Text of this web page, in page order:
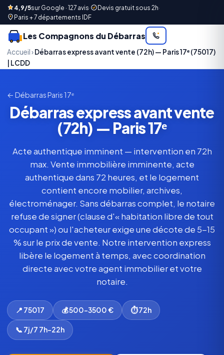
4,9/5sur Google · 127 avis· Devis gratuit sous 2h·
Paris + 7 départements IDF
Les Compagnons du Débarras
Accueil› Débarras express avant vente (72h) — Paris 17ᵉ (75017)
| LCDD
← Débarras Paris 17ᵉ
Débarras express avant vente
(72h) — Paris 17ᵉ
Acte authentique imminent — intervention en 72h
max. Vente immobilière imminente, acte
authentique dans 72 heures, et le logement
contient encore mobilier, archives,
électroménager. Sans débarras complet, le notaire
refuse de signer (clause d'« habitation libre de tout
occupant ») ou l'acheteur exige une décote de 5-15
% sur le prix de vente. Notre intervention express
libère le logement à temps, avec coordination
directe avec votre agent immobilier et votre
notaire.
📍 75017 💰 500-3500 € ⏱ 72h
📞 7j/7 7h-22h